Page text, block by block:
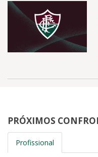
PRÓXIMOS
Profissional